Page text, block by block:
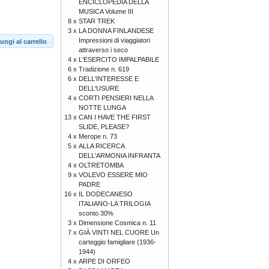
al carrello
ENCICLOPEDIA DELLA
MUSICA Volume III
8 x STAR TREK
3 x LA DONNA FINLANDESE
Impressioni di viaggiatori
attraverso i seco
4 x L'ESERCITO IMPALPABILE
6 x Tradizione n. 619
6 x DELL'INTERESSE E
DELL'USURE
4 x CORTI PENSIERI NELLA
NOTTE LUNGA
13 x CAN I HAVE THE FIRST
SLIDE, PLEASE?
4 x Merope n. 73
5 x ALLA RICERCA
DELL'ARMONIA INFRANTA
4 x OLTRETOMBA
9 x VOLEVO ESSERE MIO
PADRE
16 x IL DODECANESO
ITALIANO-LA TRILOGIA
sconto 30%
3 x Dimensione Cosmica n. 11
7 x GIÀ VINTI NEL CUORE Un
carteggio famigliare (1936-
1944)
4 x ARPE DI ORFEO